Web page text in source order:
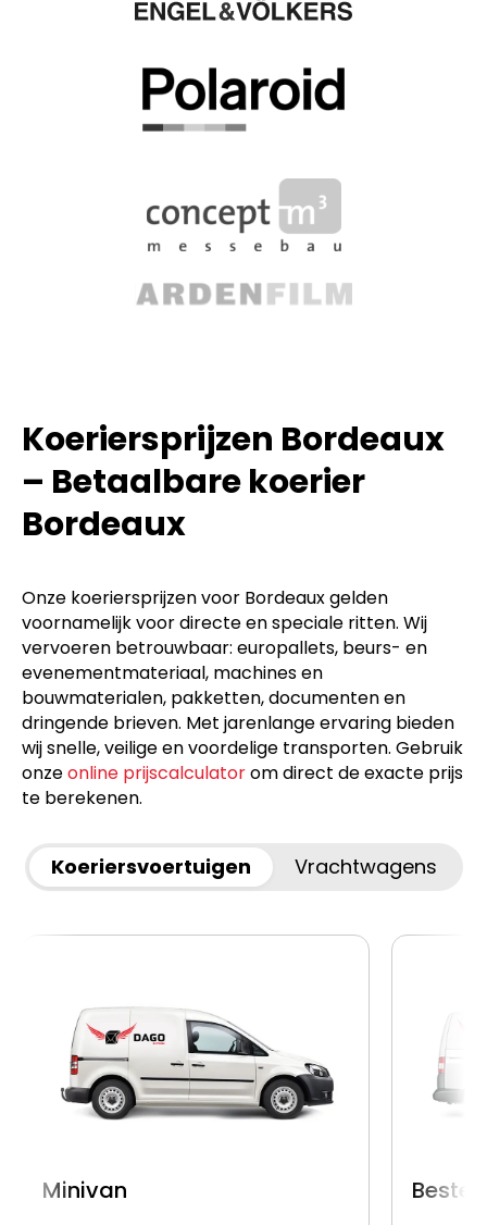
Koeriersprijzen Bordeaux
– Betaalbare koerier
Bordeaux
Onze koeriersprijzen voor Bordeaux gelden
voornamelijk voor directe en speciale ritten. Wij
vervoeren betrouwbaar: europallets, beurs- en
evenementmateriaal, machines en
bouwmaterialen, pakketten, documenten en
dringende brieven. Met jarenlange ervaring bieden
wij snelle, veilige en voordelige transporten. Gebruik
onzeonline prijscalculatorom direct de exacte prijs
te berekenen.
Koeriersvoertuigen Vrachtwagens
Minivan